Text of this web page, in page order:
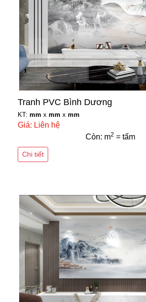
Tranh PVC Bình Dương
KT: mm x mm x mm
Giá: Liên hệ
Còn: m2 = tấm
Chi tiết